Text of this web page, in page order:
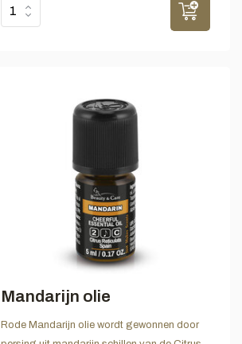
Mandarijn olie
Rode Mandarijn olie wordt gewonnen door